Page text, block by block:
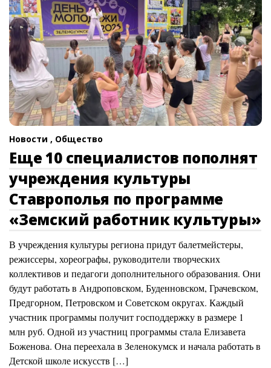
Новости , Общество
Еще 10 специалистов пополнят
учреждения культуры
Ставрополья по программе
«Земский работник культуры»
В учреждения культуры региона придут балетмейстеры,
режиссеры, хореографы, руководители творческих
коллективов и педагоги дополнительного образования. Они
будут работать в Андроповском, Буденновском, Грачевском,
Предгорном, Петровском и Советском округах. Каждый
участник программы получит господдержку в размере 1
млн руб. Одной из участниц программы стала Елизавета
Боженова. Она переехала в Зеленокумск и начала работать в
Детской школе искусств […]